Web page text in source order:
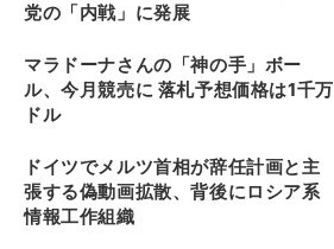
党の「内戦」に発展
マラドーナさんの「神の手」ボー
ル、今月競売に 落札予想価格は1千万
ドル
ドイツでメルツ首相が辞任計画と主
張する偽動画拡散、背後にロシア系
情報工作組織